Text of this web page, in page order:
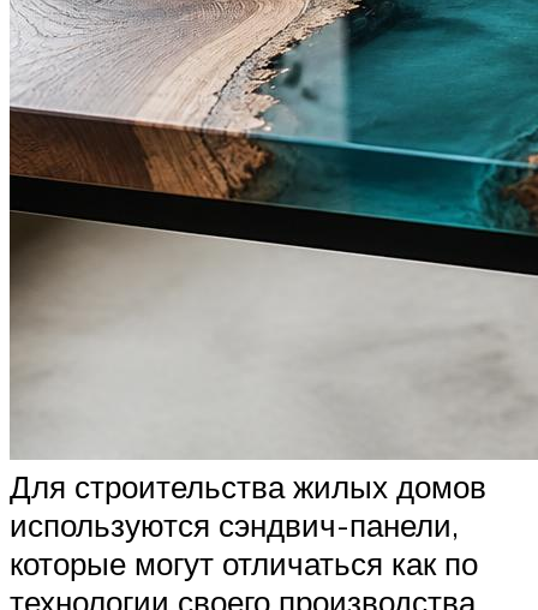
Для строительства жилых домов
используются сэндвич-панели,
которые могут отличаться как по
технологии своего производства,